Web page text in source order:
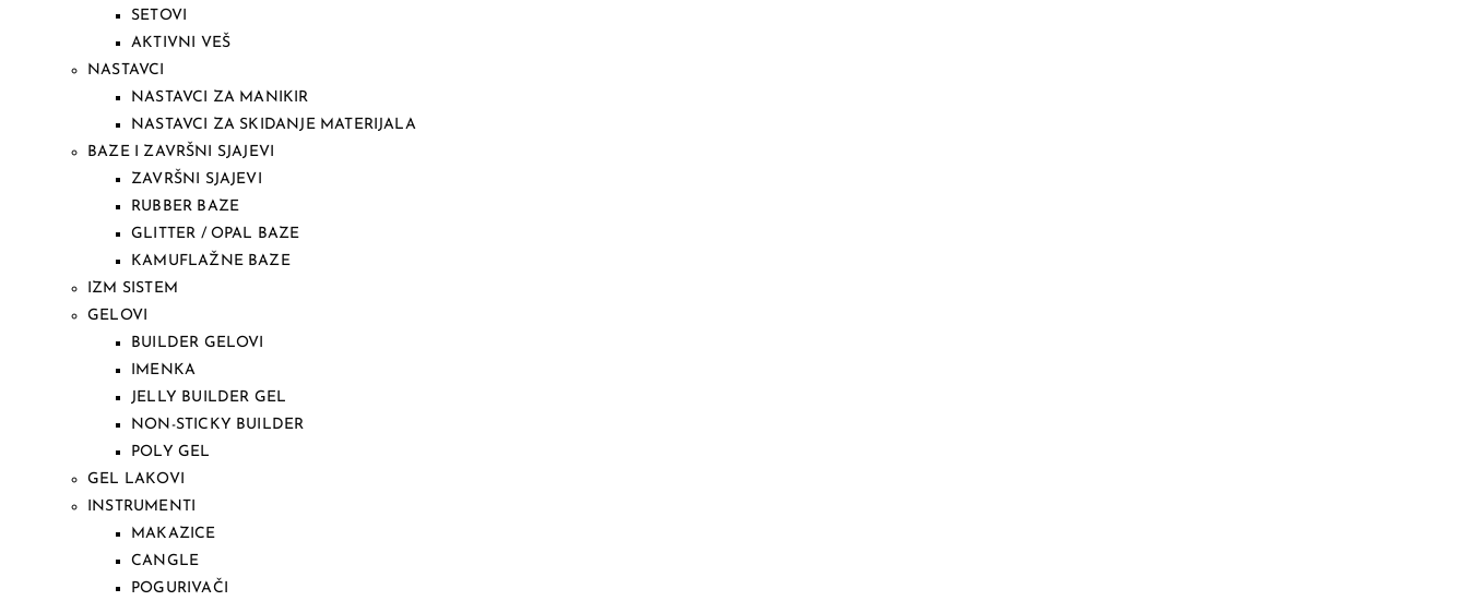
SETOVI
AKTIVNI VEŠ
NASTAVCI
NASTAVCI ZA MANIKIR
NASTAVCI ZA SKIDANJE MATERIJALA
BAZE I ZAVRŠNI SJAJEVI
ZAVRŠNI SJAJEVI
RUBBER BAZE
GLITTER / OPAL BAZE
KAMUFLAŽNE BAZE
IZM SISTEM
GELOVI
BUILDER GELOVI
IMENKA
JELLY BUILDER GEL
NON-STICKY BUILDER
POLY GEL
GEL LAKOVI
INSTRUMENTI
MAKAZICE
CANGLE
POGURIVAČI